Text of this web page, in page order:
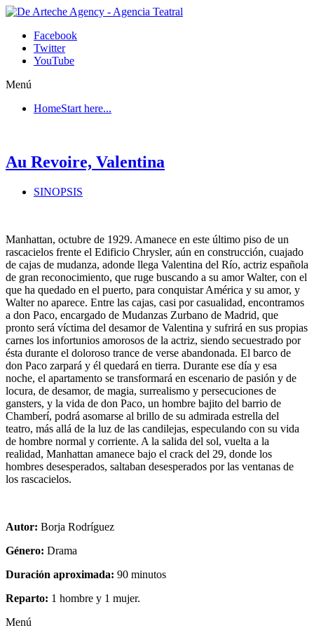
Facebook
Twitter
YouTube
Menú
HomeStart here...
Au Revoire, Valentina
SINOPSIS
Manhattan, octubre de 1929. Amanece en este último piso de un
rascacielos frente el Edificio Chrysler, aún en construcción, cuajado
de cajas de mudanza, adonde llega Valentina del Río, actriz española
de gran reconocimiento, que ruge buscando a su amor Walter, con el
que ha quedado en el puerto, para conquistar América y su amor, y
Walter no aparece. Entre las cajas, casi por casualidad, encontramos
a don Paco, encargado de Mudanzas Zurbano de Madrid, que
pronto será víctima del desamor de Valentina y sufrirá en sus propias
carnes los infortunios amorosos de la actriz, siendo secuestrado por
ésta durante el doloroso trance de verse abandonada. El barco de
don Paco zarpará y él quedará en tierra. Durante ese día y esa
noche, el apartamento se transformará en escenario de pasión y de
locura, de desamor, de magia, surrealismo y persecuciones de
gansters, y la vida de don Paco, un hombre bajito del barrio de
Chamberí, podrá asomarse al brillo de su admirada estrella del
teatro, más allá de la luz de las candilejas, especulando con su vida
de hombre normal y corriente. A la salida del sol, vuelta a la
realidad, Manhattan amanece bajo el crack del 29, donde los
hombres desesperados, saltaban desesperados por las ventanas de
los rascacielos.
Autor: Borja Rodríguez
Género: Drama
Duración aproximada: 90 minutos
Reparto: 1 hombre y 1 mujer.
Menú